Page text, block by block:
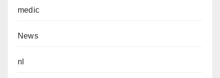
medic
News
nl